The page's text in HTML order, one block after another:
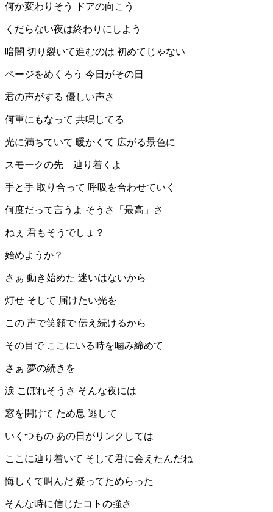
何か変わりそう ドアの向こう
くだらない夜は終わりにしよう
暗闇 切り裂いて進むのは 初めてじゃない
ページをめくろう 今日がその日
君の声がする 優しい声さ
何重にもなって 共鳴してる
光に満ちていて 暖かくて 広がる景色に
スモークの先 辿り着くよ
手と手 取り合って 呼吸を合わせていく
何度だって言うよ そうさ「最高」さ
ねぇ 君もそうでしょ？
始めようか？
さぁ 動き始めた 迷いはないから
灯せ そして 届けたい光を
この 声で笑顔で 伝え続けるから
その目で ここにいる時を噛み締めて
さぁ 夢の続きを
涙 こぼれそうさ そんな夜には
窓を開けて ため息 逃して
いくつもの あの日がリンクしては
ここに辿り着いて そして君に会えたんだね
悔しくて叫んだ 疑ってためらった
そんな時に信じたコトの強さ